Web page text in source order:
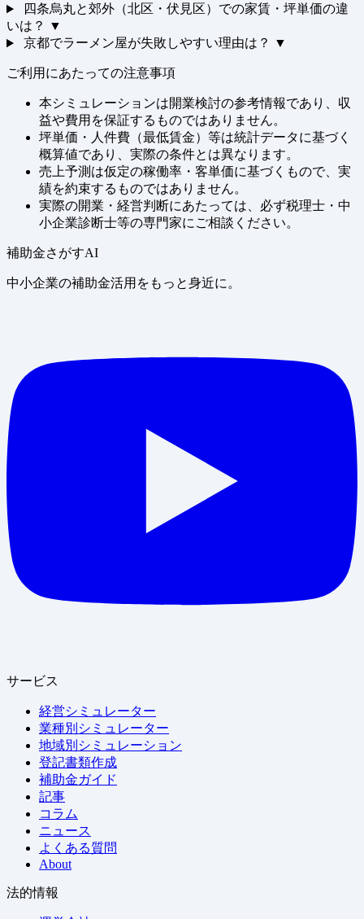
四条烏丸と郊外（北区・伏見区）での家賃・坪単価の違
いは？
▼
京都でラーメン屋が失敗しやすい理由は？
▼
ご利用にあたっての注意事項
本シミュレーションは開業検討の参考情報であり、収
益や費用を保証するものではありません。
坪単価・人件費（最低賃金）等は統計データに基づく
概算値であり、実際の条件とは異なります。
売上予測は仮定の稼働率・客単価に基づくもので、実
績を約束するものではありません。
実際の開業・経営判断にあたっては、必ず税理士・中
小企業診断士等の専門家にご相談ください。
補助金さがすAI
中小企業の補助金活用をもっと身近に。
サービス
経営シミュレーター
業種別シミュレーター
地域別シミュレーション
登記書類作成
補助金ガイド
記事
コラム
ニュース
よくある質問
About
法的情報